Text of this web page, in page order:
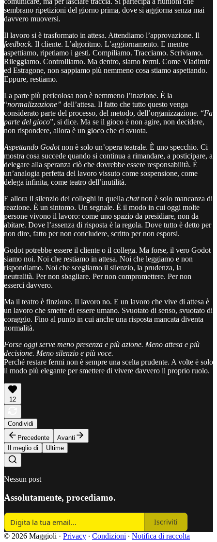
sembrano ripetizioni del giorno prima, dove si aggiorna senza mai
davvero muoversi.
Il lavoro si è trasformato in attesa. Attendiamo l’approvazione. Il
feedback. Il cliente. L’algoritmo. L’aggiornamento. E mentre
aspettiamo, ripetiamo i gesti. Compiliamo. Tracciamo. Scriviamo.
Rileggiamo. Controlliamo. Ma dentro, siamo fermi. Come Vladimir
ed Estragone, non sappiamo più nemmeno cosa stiamo aspettando.
Eppure, restiamo.
La parte più pericolosa non è nemmeno l’inazione. È la
“normalizzazione” dell’attesa. Il fatto che tutto questo venga
considerato parte del processo, del metodo, dell’organizzazione. “Fa
parte del gioco”, si dice. Ma se il gioco è non agire, non decidere,
non rispondere, allora è un gioco che ci svuota.
Aspettando Godotnon è solo un’opera teatrale. È uno specchio. Ci
mostra cosa succede quando si continua a rimandare, a posticipare, a
delegare alla speranza ciò che dovrebbe essere responsabilità. È
un’analogia perfetta del lavoro vissuto come sospensione, come
delega infinita, come teatro dell’inutilità.
E allora il silenzio dei colleghi in quella chatnon è solo mancanza di
reazione. È un sintomo. Un segnale. È il modo in cui oggi molte
persone vivono il lavoro: come uno spazio da presidiare, non da
abitare. Dove l’assenza di risposta è la regola. Dove tutto è detto per
non dire, fatto per non concludere, scritto per non esporsi.
Godot potrebbe essere il cliente o il collega. Ma forse, il vero Godot
siamo noi. Noi che restiamo in attesa. Noi che leggiamo e non
rispondiamo. Noi che scegliamo il silenzio, la prudenza, la
neutralità. Per non sbagliare. Per non compromettere. Per non
esserci davvero.
Ma il teatro è finzione. Il lavoro no. E un lavoro che vive di attesa è
un lavoro che smette di essere umano. Svuotato di senso, svuotato di
coraggio. Fino al punto in cui anche una risposta mancata diventa
normalità.
Forse oggi serve meno presenza e più azione. Meno attesa e più
decisione. Meno silenzio e più voce.
Perché restare fermi non è sempre una scelta prudente. A volte è solo
il modo più elegante per smettere di vivere davvero il proprio ruolo.
12
Condividi
Precedente
Avanti
Il meglio di
Ultime
Nessun post
Assolutamente, procediamo.
Iscriviti
© 2026 Maggioli · Privacy ∙ Condizioni ∙ Notifica di raccolta